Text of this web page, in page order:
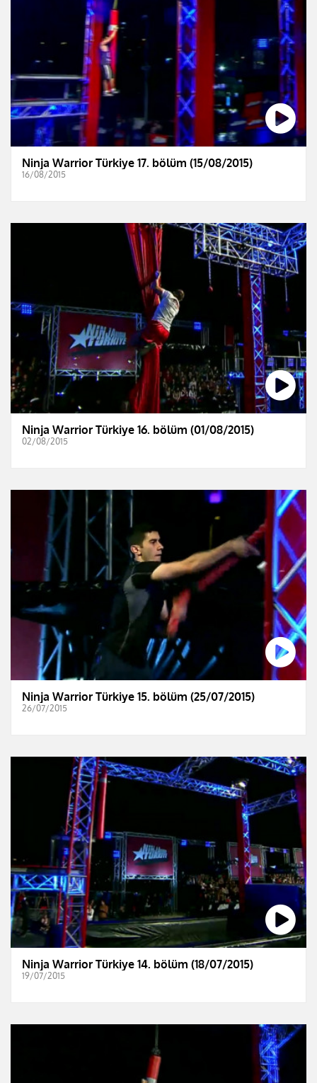
Ninja Warrior Türkiye 17. bölüm (15/08/2015)
16/08/2015
Ninja Warrior Türkiye 16. bölüm (01/08/2015)
02/08/2015
Ninja Warrior Türkiye 15. bölüm (25/07/2015)
26/07/2015
Ninja Warrior Türkiye 14. bölüm (18/07/2015)
19/07/2015